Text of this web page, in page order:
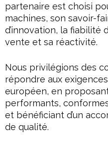
partenaire est choisi
machines, son savoir-
d’innovation, la fiabilité
vente et sa réactivité.
Nous privilégions des
répondre aux
européen, en
performants,
et bénéficiant d’un
de qualité.